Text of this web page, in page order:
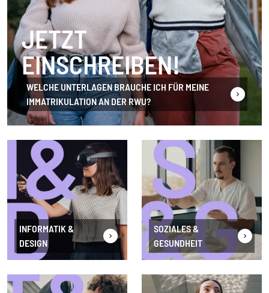
JETZT
EINSCHREIBEN!
WELCHE UNTERLAGEN BRAUCHE ICH FÜR MEINE
IMMATRIKULATION AN DER RWU?
INFORMATIK &
DESIGN
SOZIALES &
GESUNDHEIT